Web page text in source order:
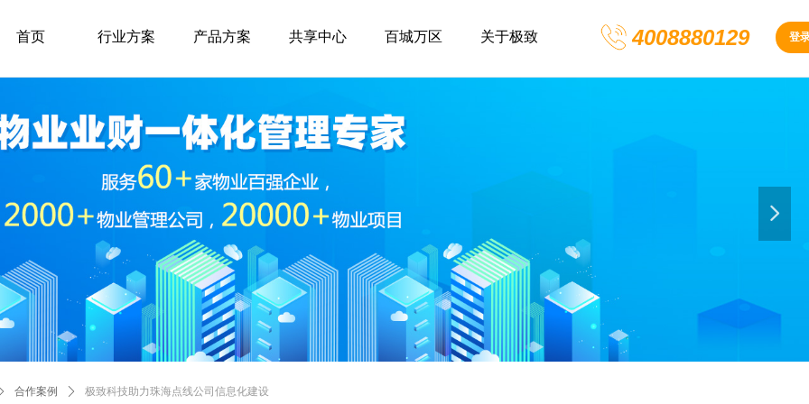
4008880129 登
首页 行业方案 产品方案 共享中心 百城万区 关于极致
넲
合作案例 ꄲ 极致科技助力珠海点线公司信息化建设